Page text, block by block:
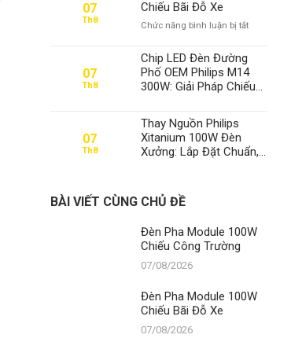
07
Th8
Chiếu Bãi Đỗ Xe
Chức năng bình luận bị tắtở
100W
Chiếu
07
Th8
Chip LED Đèn Đường
Phố OEM Philips M14
300W: Giải Pháp Chiếu
Định Vị Thế Số 1 Của
Thành Đạt LED
07
Th8
Thay Nguồn Philips
Xitanium 100W Đèn
Xưởng: Lắp Đặt Chuẩn,
Nam
BÀI VIẾT CÙNG CHỦ ĐỀ
Đèn Pha Module 100W
Chiếu Công Trường
07/08/2026
Đèn Pha Module 100W
Chiếu Bãi Đỗ Xe
07/08/2026